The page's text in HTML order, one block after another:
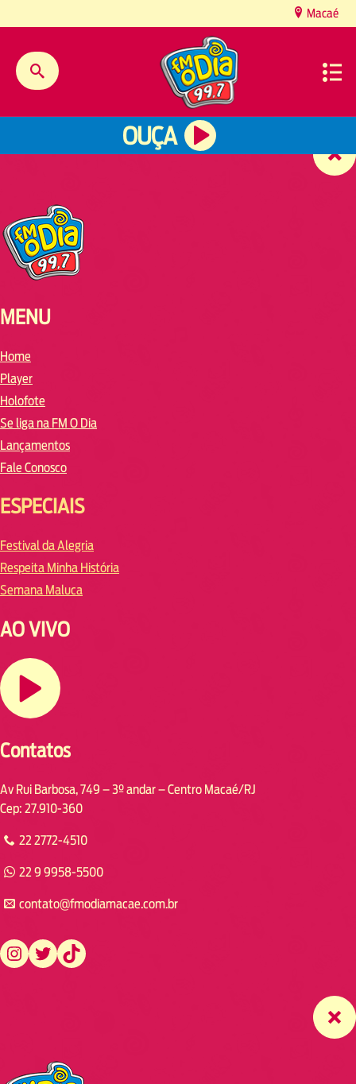
Macaé
OUÇA
MENU
Home
Player
Holofote
Se liga na FM O Dia
Lançamentos
Fale Conosco
ESPECIAIS
Festival da Alegria
Respeita Minha História
Semana Maluca
AO VIVO
Contatos
Av Rui Barbosa, 749 – 3º andar – Centro Macaé/RJ
Cep: 27.910-360
22 2772-4510
22 9 9958-5500
contato@fmodiamacae.com.br
https://www.instagram.com/fmodia.macae/ https://twitter.com/fmodia.macae/ https://www.tiktok.com/@fmodia.macae